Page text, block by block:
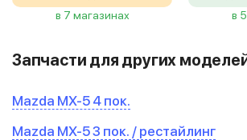
в 7 магазинах
в
Запчасти для других
Mazda MX-5 4 пок.
Mazda MX-5 3 пок. / рестайлинг